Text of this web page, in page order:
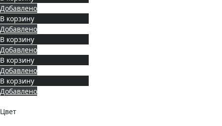
Добавлено
В корзину
Добавлено
В корзину
Добавлено
В корзину
Добавлено
В корзину
Добавлено
Цвет